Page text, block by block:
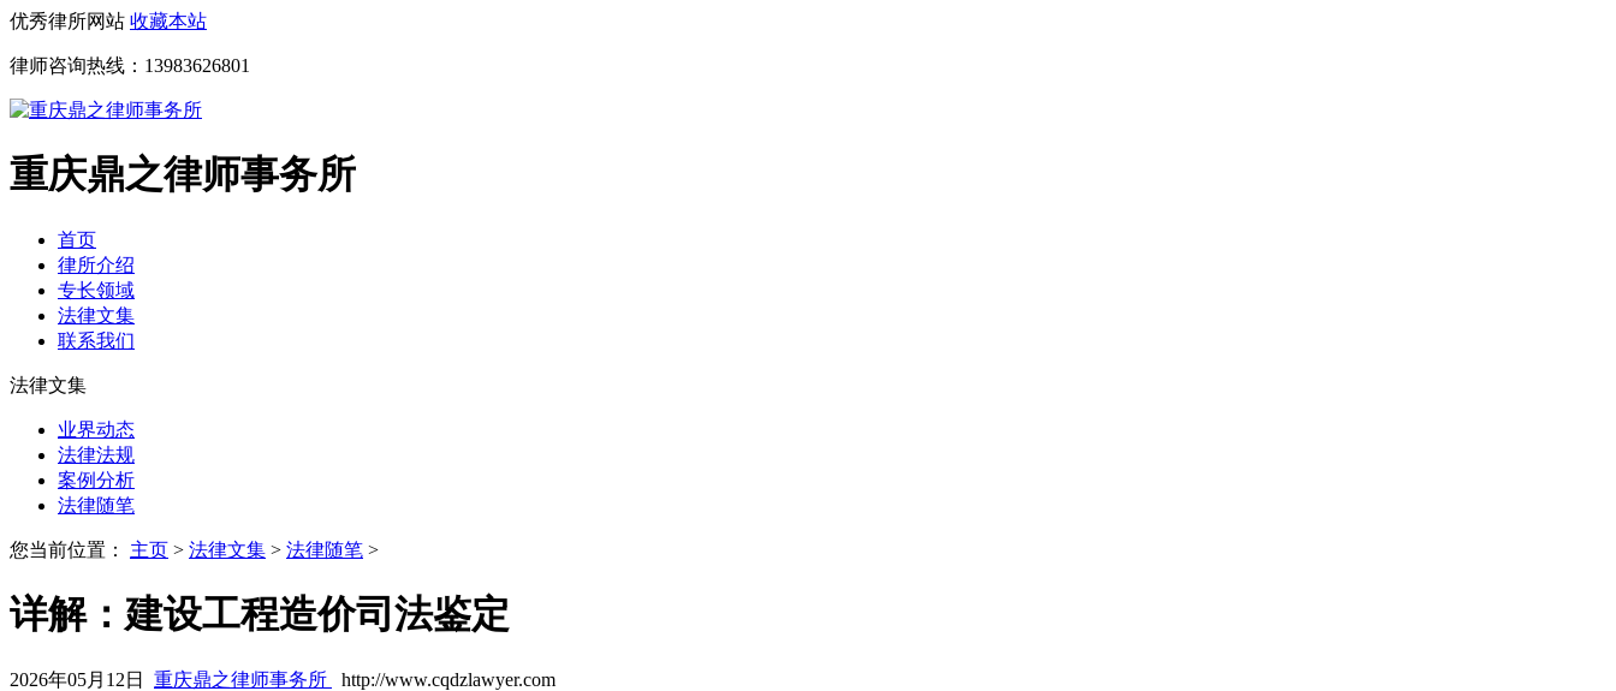
优秀律所网站 收藏本站
律师咨询热线： 13983626801
重庆鼎之律师事务所
首页
律所介绍
专长领域
法律文集
联系我们
法律文集
业界动态
法律法规
案例分析
法律随笔
您当前位置： 主页 > 法律文集 > 法律随笔 >
详解：建设工程造价司法鉴定
2026年05月12日 重庆鼎之律师事务所 http://www.cqdzlawyer.com